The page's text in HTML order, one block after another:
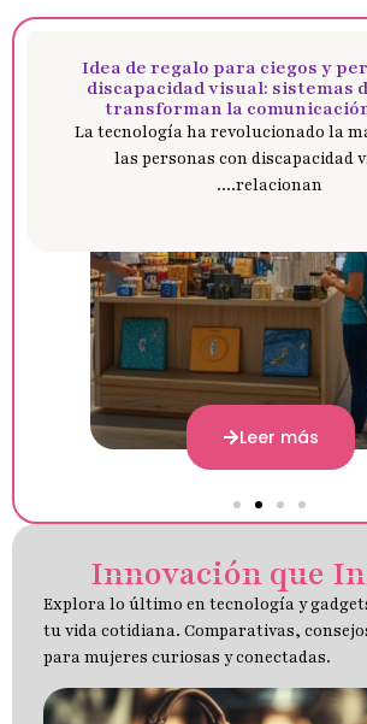
Idea de regalo para ciegos y
discapacidad visual: sistemas
transforman la
La tecnología ha revolucionado la
las personas con discapacidad
relacionan....
Leer más
Innovación que
Explora lo último en tecnología y
tu vida cotidiana. Comparativas,
para mujeres curiosas y conectadas.